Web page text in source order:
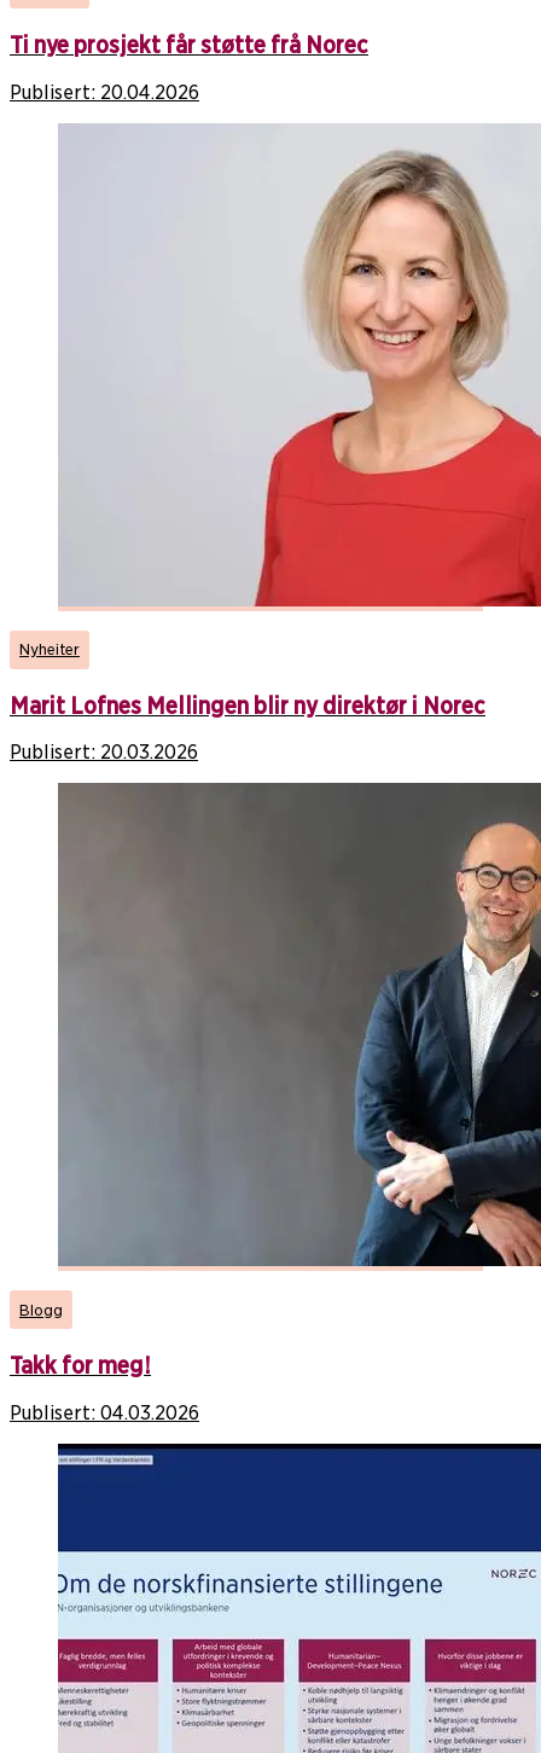
Ti nye prosjekt får støtte frå Norec
Publisert: 20.04.2026
Nyheiter
Marit Lofnes Mellingen blir ny direktør i Norec
Publisert: 20.03.2026
Blogg
Takk for meg!
Publisert: 04.03.2026